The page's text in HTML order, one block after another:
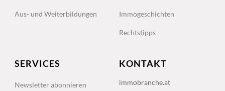
Aus- und Weiterbildungen Immogeschichten
Rechtstipps
SERVICES
Newsletter abonnieren
KONTAKT
immobranche.at